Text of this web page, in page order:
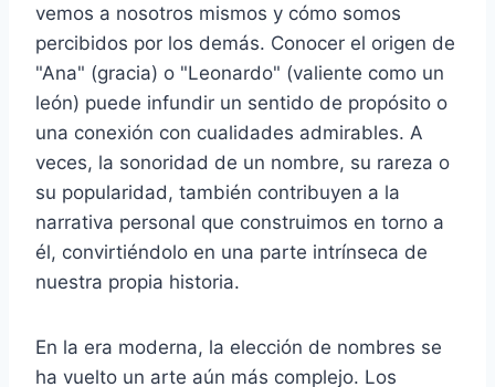
vemos a nosotros mismos y cómo somos
percibidos por los demás. Conocer el origen de
"Ana" (gracia) o "Leonardo" (valiente como un
león) puede infundir un sentido de propósito o
una conexión con cualidades admirables. A
veces, la sonoridad de un nombre, su rareza o
su popularidad, también contribuyen a la
narrativa personal que construimos en torno a
él, convirtiéndolo en una parte intrínseca de
nuestra propia historia.
En la era moderna, la elección de nombres se
ha vuelto un arte aún más complejo. Los